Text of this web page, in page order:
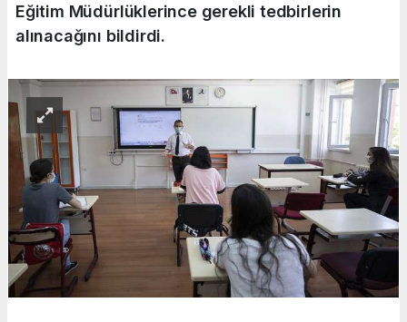
Eğitim Müdürlüklerince gerekli tedbirlerin
alınacağını bildirdi.